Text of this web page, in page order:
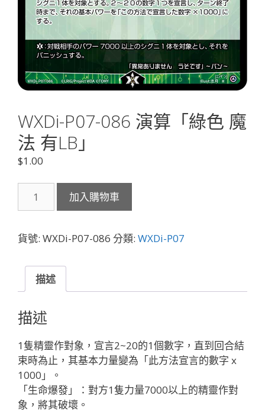
WXDi-P07-086 演算「綠色 魔
法 有LB」
$1.00
P07-
演
「綠
魔
法
有
LB」
數
量
加入購物車
貨號: WXDi-P07-086 分類: WXDi-P07
描述
描述
1隻精靈作對象，宣言2~20的1個數字，直到回合結
束時為止，其基本力量變為「此方法宣言的數字 x
1000」。
「生命爆發」：對方1隻力量7000以上的精靈作對
象，將其破壞。